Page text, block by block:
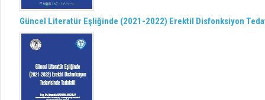
Güncel Literatür Eşliğinde (2021-2022) Erektil Disfonksiyon